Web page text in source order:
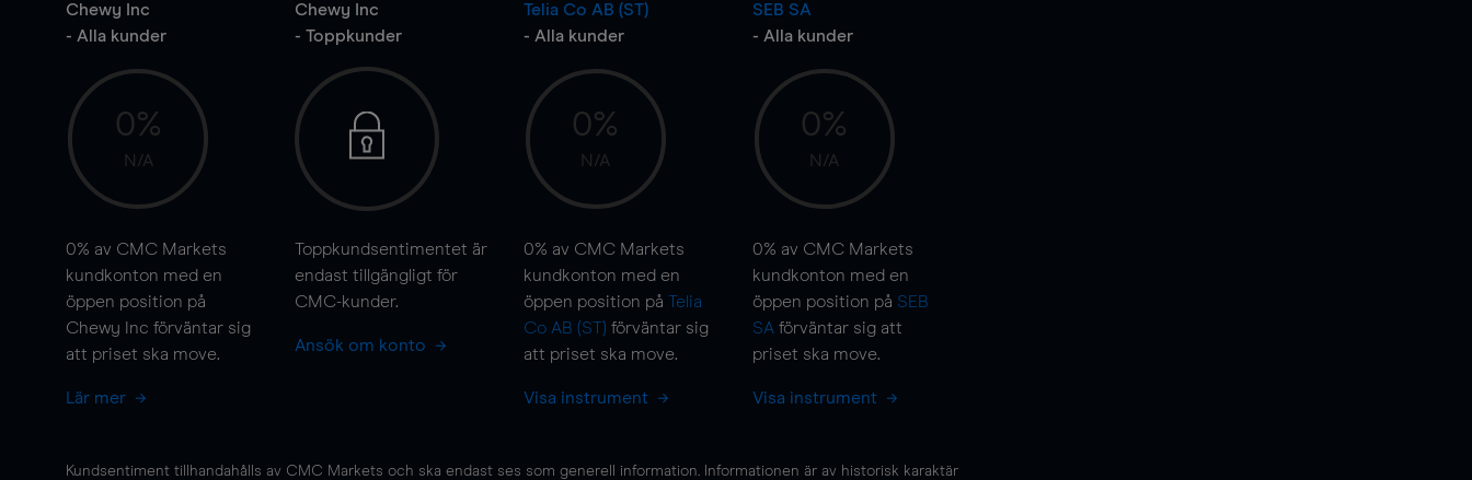
Chewy Inc
- Alla kunder
0%
N/A
0% av CMC Markets
kundkonton med en
öppen position på
Chewy Inc förväntar sig
att priset ska move.
Lär mer
Chewy Inc
- Toppkunder
Toppkundsentimentet är
endast tillgängligt för
CMC-kunder.
Ansök om konto
Telia Co AB (ST)
- Alla kunder
0%
N/A
0% av CMC Markets
kundkonton med en
öppen position på Telia
Co AB (ST) förväntar sig
att priset ska move.
Visa instrument
SEB SA
- Alla kunder
0%
N/A
0% av CMC Markets
kundkonton med en
öppen position på SEB
SA förväntar sig att
priset ska move.
Visa instrument
Kundsentiment tillhandahålls av CMC Markets och ska endast ses som generell information. Informationen är av historisk karaktär